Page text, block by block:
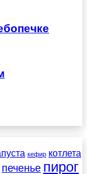
кефир котлета
печенье пирог